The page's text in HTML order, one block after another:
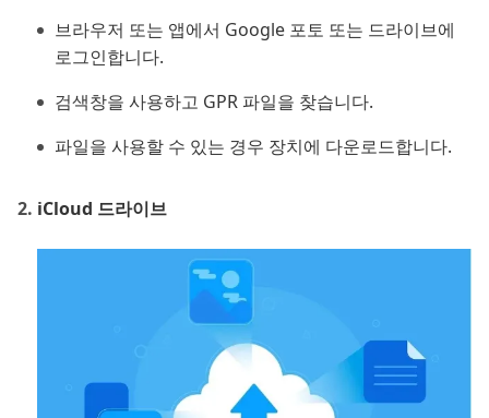
브라우저 또는 앱에서 Google 포토 또는 드라이브에
로그인합니다.
검색창을 사용하고 GPR 파일을 찾습니다.
파일을 사용할 수 있는 경우 장치에 다운로드합니다.
iCloud 드라이브